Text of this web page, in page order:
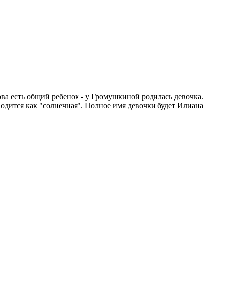
есть общий ребенок - у Громушкиной родилась девочка.
как "солнечная". Полное имя девочки будет Илиана